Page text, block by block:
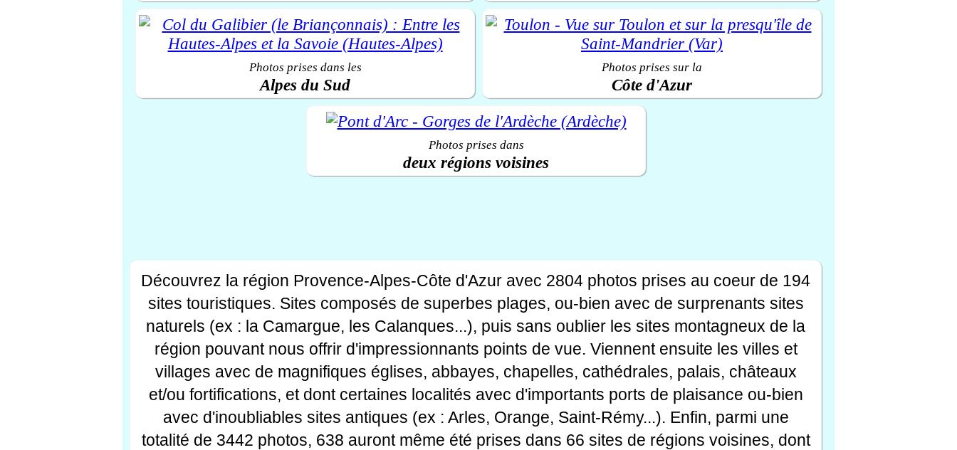
Photos prises dans les
Alpes du Sud
Photos prises sur la
Côte d'Azur
Photos prises dans
deux régions voisines
Découvrez la région Provence-Alpes-Côte d'Azur avec 2804 photos prises au coeur de 194
sites touristiques. Sites composés de superbes plages, ou-bien avec de surprenants sites
naturels (ex : la Camargue, les Calanques...), puis sans oublier les sites montagneux de la
région pouvant nous offrir d'impressionnants points de vue. Viennent ensuite les villes et
villages avec de magnifiques églises, abbayes, chapelles, cathédrales, palais, châteaux
et/ou fortifications, et dont certaines localités avec d'importants ports de plaisance ou-bien
avec d'inoubliables sites antiques (ex : Arles, Orange, Saint-Rémy...). Enfin, parmi une
totalité de 3442 photos, 638 auront même été prises dans 66 sites de régions voisines, dont